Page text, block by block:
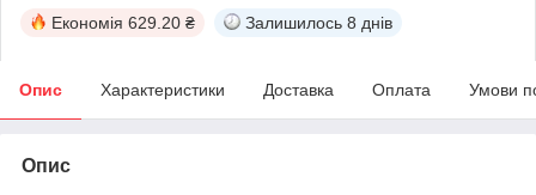
Економія 629.20 ₴ Залишилось 8 днів
Опис Характеристики Доставка Оплата Умови
Опис